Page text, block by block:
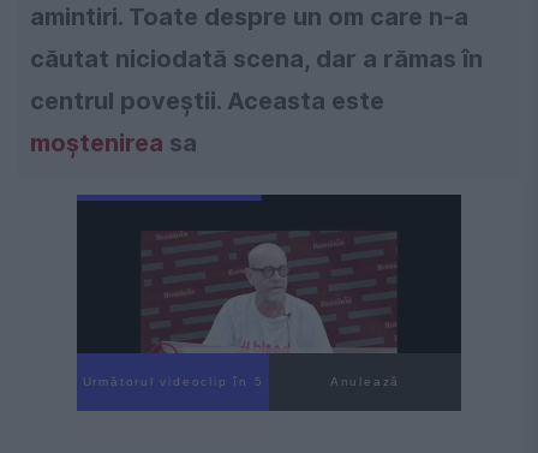
amintiri. Toate despre un om care n-a
căutat niciodată scena, dar a rămas în
centrul poveștii. Aceasta este
moștenirea sa
Următorul videoclip în 3 Anulează